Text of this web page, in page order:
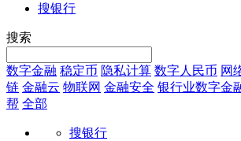
搜银行
搜索
数字金融 稳定币 隐私计算 数字人民币 网
链 金融云 物联网 金融安全 银行业数字金
帮 全部
搜银行